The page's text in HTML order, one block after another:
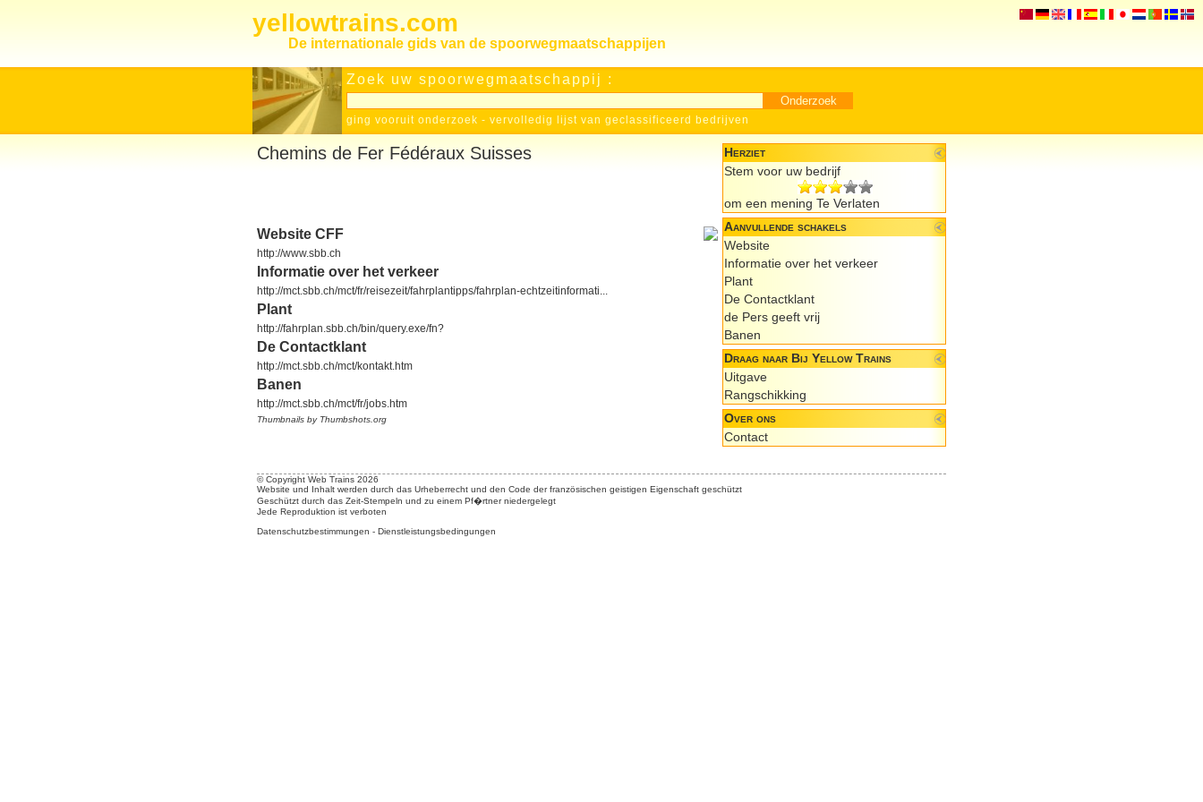
yellowtrains.com
De internationale gids van de spoorwegmaatschappijen
Zoek uw spoorwegmaatschappij :
ging vooruit onderzoek - vervolledig lijst van geclassificeerd bedrijven
Chemins de Fer Fédéraux Suisses
Website CFF
http://www.sbb.ch
Informatie over het verkeer
http://mct.sbb.ch/mct/fr/reisezeit/fahrplantipps/fahrplan-echtzeitinformati...
Plant
http://fahrplan.sbb.ch/bin/query.exe/fn?
De Contactklant
http://mct.sbb.ch/mct/kontakt.htm
Banen
http://mct.sbb.ch/mct/fr/jobs.htm
Thumbnails by Thumbshots.org
Herziet
Stem voor uw bedrijf
om een mening Te Verlaten
Aanvullende schakels
Website
Informatie over het verkeer
Plant
De Contactklant
de Pers geeft vrij
Banen
Draag naar Bij Yellow Trains
Uitgave
Rangschikking
Over ons
Contact
© Copyright Web Trains 2026
Website und Inhalt werden durch das Urheberrecht und den Code der französischen geistigen Eigenschaft geschützt
Geschützt durch das Zeit-Stempeln und zu einem Pf�rtner niedergelegt
Jede Reproduktion ist verboten
Datenschutzbestimmungen - Dienstleistungsbedingungen